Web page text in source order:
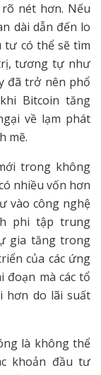
nét hơn. Nếu
dài dẫn đến lo
tư có thể sẽ tìm
tương tự như
đã trở nên phổ
Bitcoin tăng
về lạm phát
mẽ.
trong không
nhiều vốn hơn
vào công nghệ
phi tập trung
gia tăng trong
của các ứng
đoạn mà các tổ
hơn do lãi suất
là không thể
khoản đầu tư